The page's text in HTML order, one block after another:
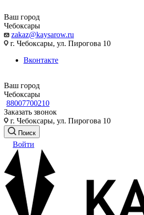
Ваш город
Чебоксары
zakaz@kaysarow.ru
г. Чебоксары, ул. Пирогова 10
Вконтакте
Ваш город
Чебоксары
88007700210
Заказать звонок
г. Чебоксары, ул. Пирогова 10
Поиск
Войти